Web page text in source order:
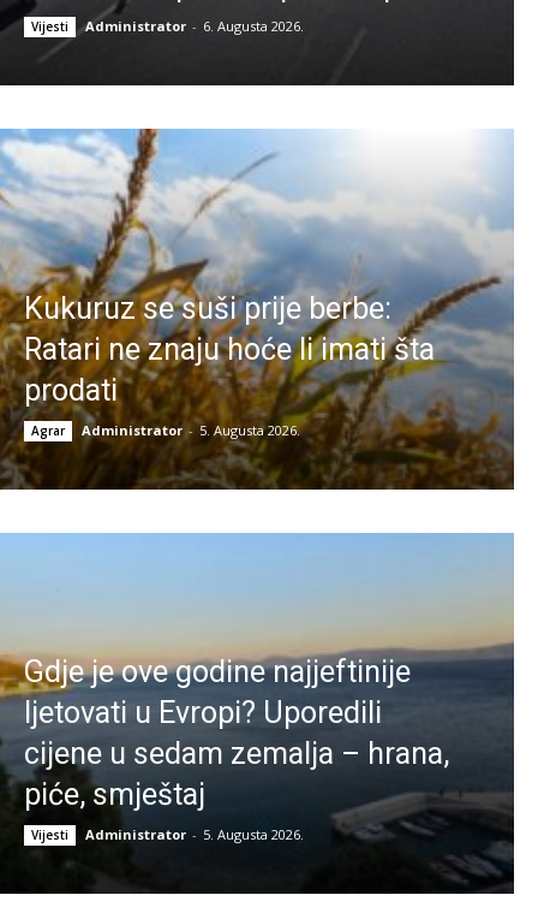
Vijesti Administrator - 6. Augusta 2026.
Kukuruz se suši prije berbe:
Ratari ne znaju hoće li imati šta
prodati
Agrar Administrator - 5. Augusta 2026.
Gdje je ove godine najjeftinije
ljetovati u Evropi? Uporedili
cijene u sedam zemalja – hrana,
piće, smještaj
Vijesti Administrator - 5. Augusta 2026.